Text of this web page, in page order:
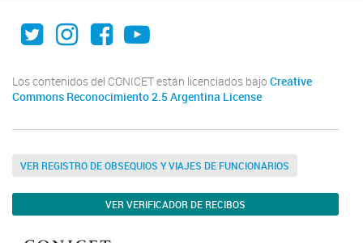
Twitter
Instagram
Facebook
Youtube
Los contenidos del CONICET están licenciados bajo Creative
Commons Reconocimiento 2.5 Argentina License
VER REGISTRO DE OBSEQUIOS Y VIAJES DE FUNCIONARIOS
VER VERIFICADOR DE RECIBOS